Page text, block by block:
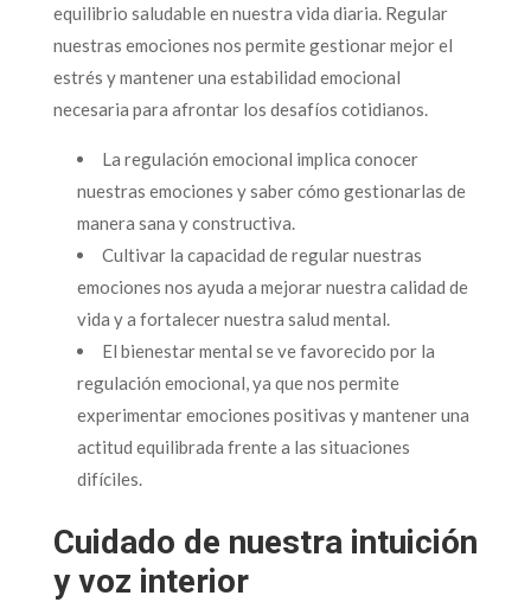
equilibrio saludable en nuestra vida diaria. Regular
nuestras emociones nos permite gestionar mejor el
estrés y mantener una estabilidad emocional
necesaria para afrontar los desafíos cotidianos.
La regulación emocional implica conocer
nuestras emociones y saber cómo gestionarlas de
manera sana y constructiva.
Cultivar la capacidad de regular nuestras
emociones nos ayuda a mejorar nuestra calidad de
vida y a fortalecer nuestra salud mental.
El bienestar mental se ve favorecido por la
regulación emocional, ya que nos permite
experimentar emociones positivas y mantener una
actitud equilibrada frente a las situaciones
difíciles.
Cuidado de nuestra intuición
y voz interior